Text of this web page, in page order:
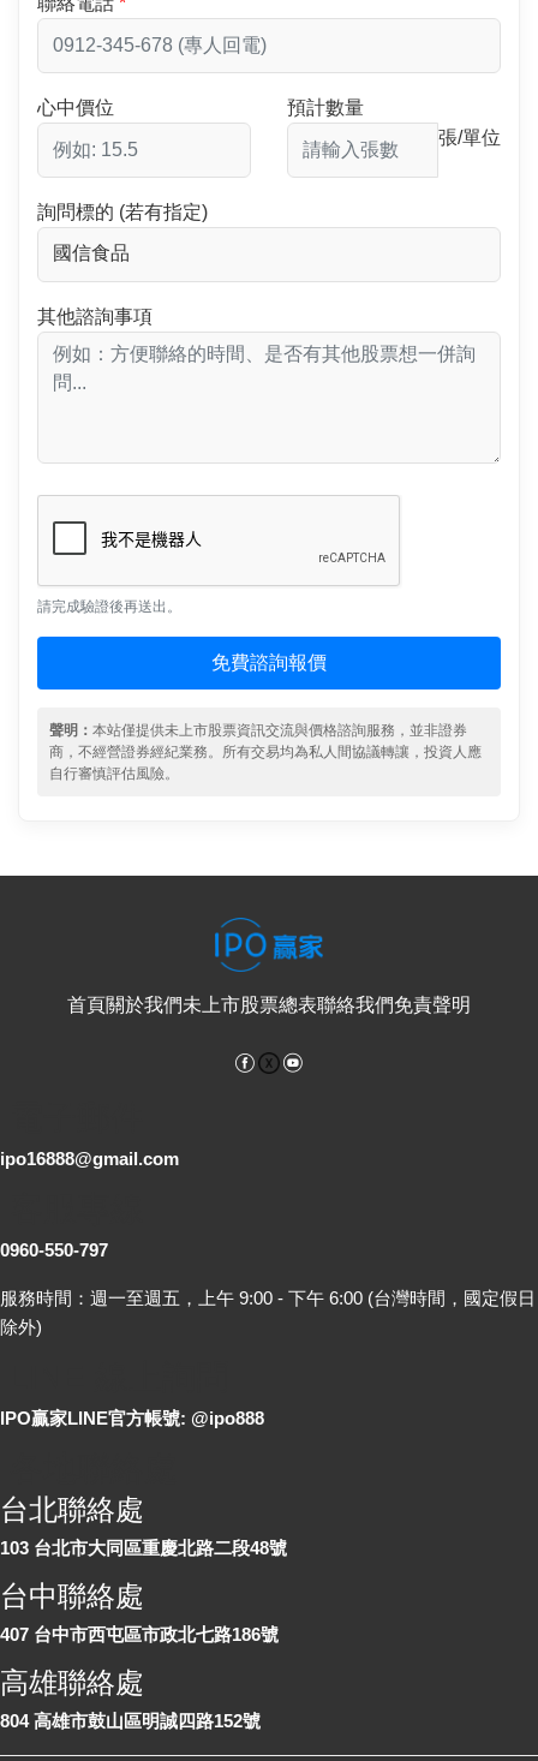
心中價位
預計數量
張/單位
詢問標的 (若有指定)
其他諮詢事項
請完成驗證後再送出。
免費諮詢報價
聲明： 本站僅提供未上市股票資訊交流與價格諮詢服務，並非證券
商，不經營證券經紀業務。所有交易均為私人間協議轉讓，投資人應
自行審慎評估風險。
首頁關於我們未上市股票總表聯絡我們免責聲明
Facebook
ipo16888@gmail.com
0960-550-797
服務時間：週一至週五，上午 9:00 - 下午 6:00 (台灣時間，國定假日
除外)
IPO贏家LINE官方帳號: @ipo888
台北聯絡處
103 台北市大同區重慶北路二段48號
台中聯絡處
407 台中市西屯區市政北七路186號
高雄聯絡處
804 高雄市鼓山區明誠四路152號